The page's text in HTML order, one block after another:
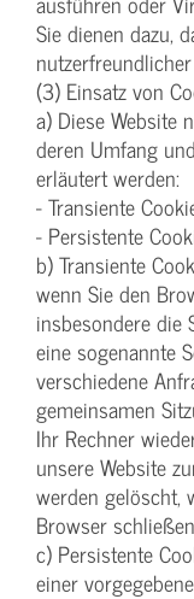
Sie dienen dazu,
(3) Einsatz von
a) Diese Website
deren Umfang
erläutert werden:
- Transiente
- Persistente
b) Transiente
wenn Sie den
insbesondere die
eine sogenannte
verschiedene
gemeinsamen
Ihr Rechner
unsere Website
werden gelöscht,
Browser
c) Persistente
einer